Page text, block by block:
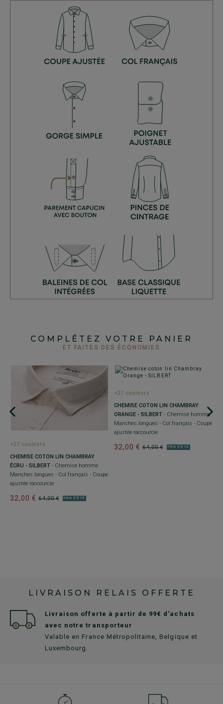
COMPLÉTEZ VOTRE PANIER
ET FAITES DES ÉCONOMIES
+27 couleurs
CHEMISE COTON LIN CHAMBRAY
ÉCRU - SILBERT - Chemise homme
Manches longues - Col français - Coupe
ajustée raccourcie
64,00 €
32,00 € PRIX D'ÉTÉ
+27 couleurs
CHEMISE COTON LIN CHAMBRAY
ORANGE - SILBERT - Chemise homme
Manches longues - Col français - Coupe
ajustée raccourcie
64,00 €
32,00 € PRIX D'ÉTÉ
LIVRAISON RELAIS OFFERTE
Livraison offerte à partir de 99€ d'achats
avec notre transporteur
Valable en France Métropolitaine, Belgique et
Luxembourg.